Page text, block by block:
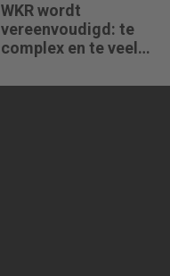
WKR wordt
vereenvoudigd: te
complex en te veel